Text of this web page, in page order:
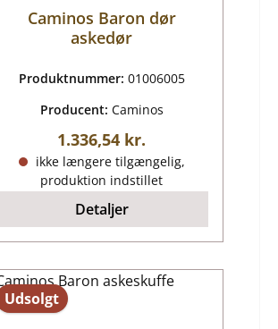
Caminos Baron dør
askedør
Produktnummer: 01006005
Producent: Caminos
Almindelig pris:
1.336,54 kr.
ikke længere tilgængelig,
produktion indstillet
Detaljer
Udsolgt